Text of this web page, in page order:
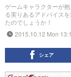
ゲームキャラクターが
る実りあるアドバイス
たのでしょうか！
2015.10.12 Mon
シェア